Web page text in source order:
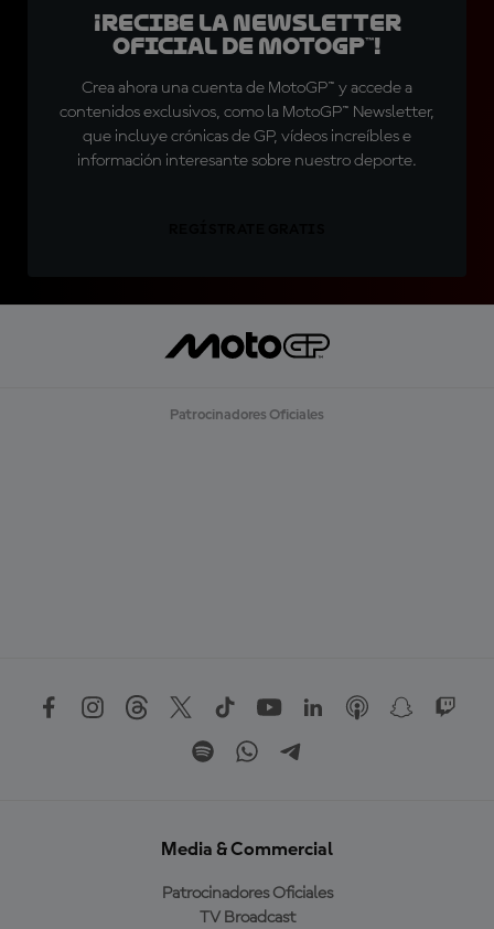
¡Recibe la Newsletter
oficial de MotoGP™!
Crea ahora una cuenta de MotoGP™ y accede a
contenidos exclusivos, como la MotoGP™ Newsletter,
que incluye crónicas de GP, vídeos increíbles e
información interesante sobre nuestro deporte.
Patrocinadores Oficiales
Media & Commercial
Patrocinadores Oficiales
TV Broadcast